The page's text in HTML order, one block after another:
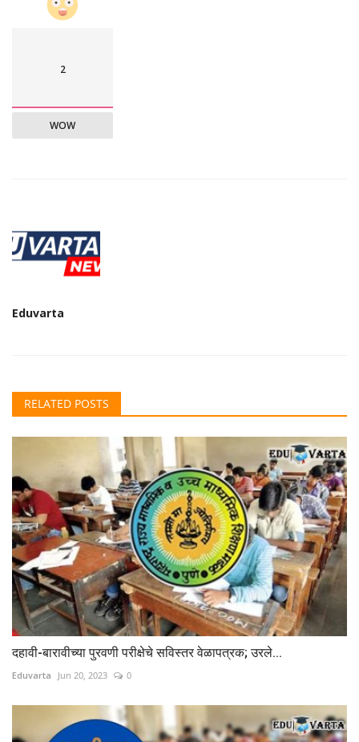
2
WOW
Eduvarta
RELATED POSTS
दहावी-बारावीच्या पुरवणी परीक्षेचे सविस्तर वेळापत्रक; उरले...
Eduvarta Jun 20, 2023 0